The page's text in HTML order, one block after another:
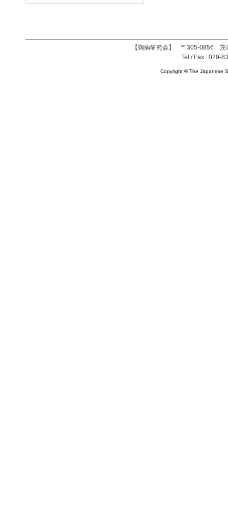
【鶏病研究会】 〒305-0856 茨
Tel / Fax : 029-
Copyright © The Japanese